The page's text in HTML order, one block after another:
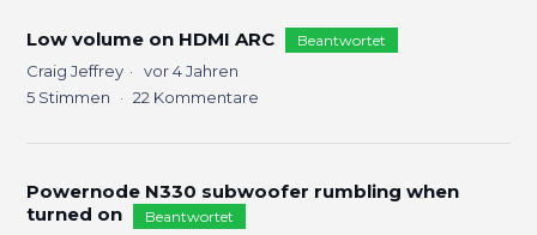
Low volume on HDMI ARC Beantwortet
Craig Jeffrey
vor 4 Jahren
5 Stimmen 22 Kommentare
Powernode N330 subwoofer rumbling when
turned on
Beantwortet